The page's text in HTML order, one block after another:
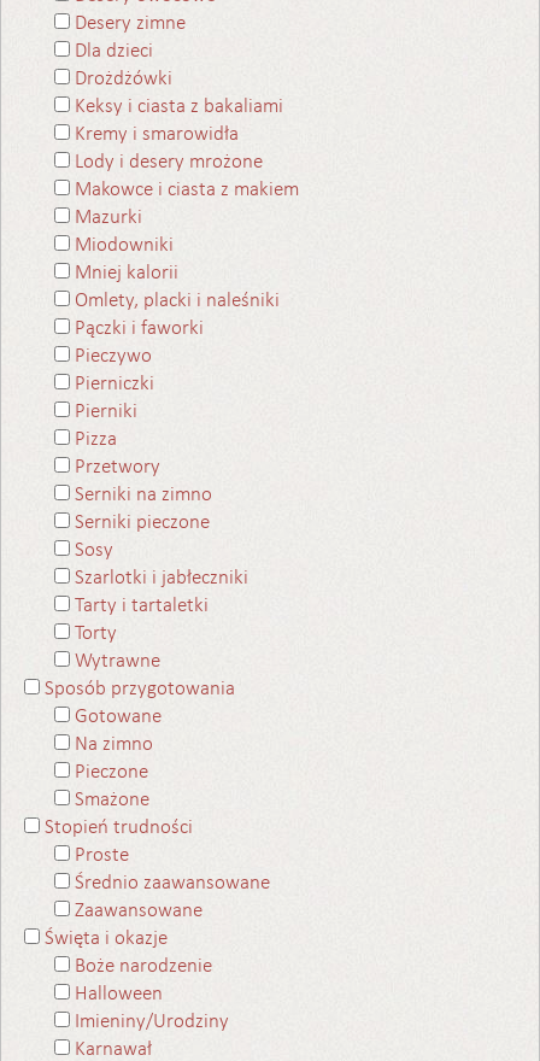
Desery zimne
Dla dzieci
Drożdżówki
Keksy i ciasta z bakaliami
Kremy i smarowidła
Lody i desery mrożone
Makowce i ciasta z makiem
Mazurki
Miodowniki
Mniej kalorii
Omlety, placki i naleśniki
Pączki i faworki
Pieczywo
Pierniczki
Pierniki
Pizza
Przetwory
Serniki na zimno
Serniki pieczone
Sosy
Szarlotki i jabłeczniki
Tarty i tartaletki
Torty
Wytrawne
Sposób przygotowania
Gotowane
Na zimno
Pieczone
Smażone
Stopień trudności
Proste
Średnio zaawansowane
Zaawansowane
Święta i okazje
Boże narodzenie
Halloween
Imieniny/Urodziny
Karnawał